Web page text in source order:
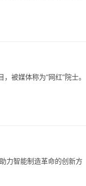
被媒体称为“网红”院士。
力智能制造革命的创新方